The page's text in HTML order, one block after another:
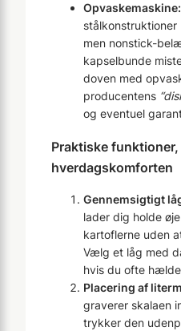
Opvaskemaskine:
stålkonstruktioner
men nonstick-
kapselbunde
doven med
producentens
og eventuel
Praktiske
hverdagskomforten
Gennemsigtigt
lader dig holde
kartoflerne uden
Vælg et låg med
hvis du ofte
Placering af
graverer skalaen
trykker den